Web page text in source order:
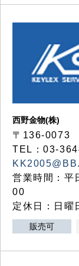
西野金物(株)
〒136-0073
TEL：
営業時間：
00
定休日：日曜
販売可